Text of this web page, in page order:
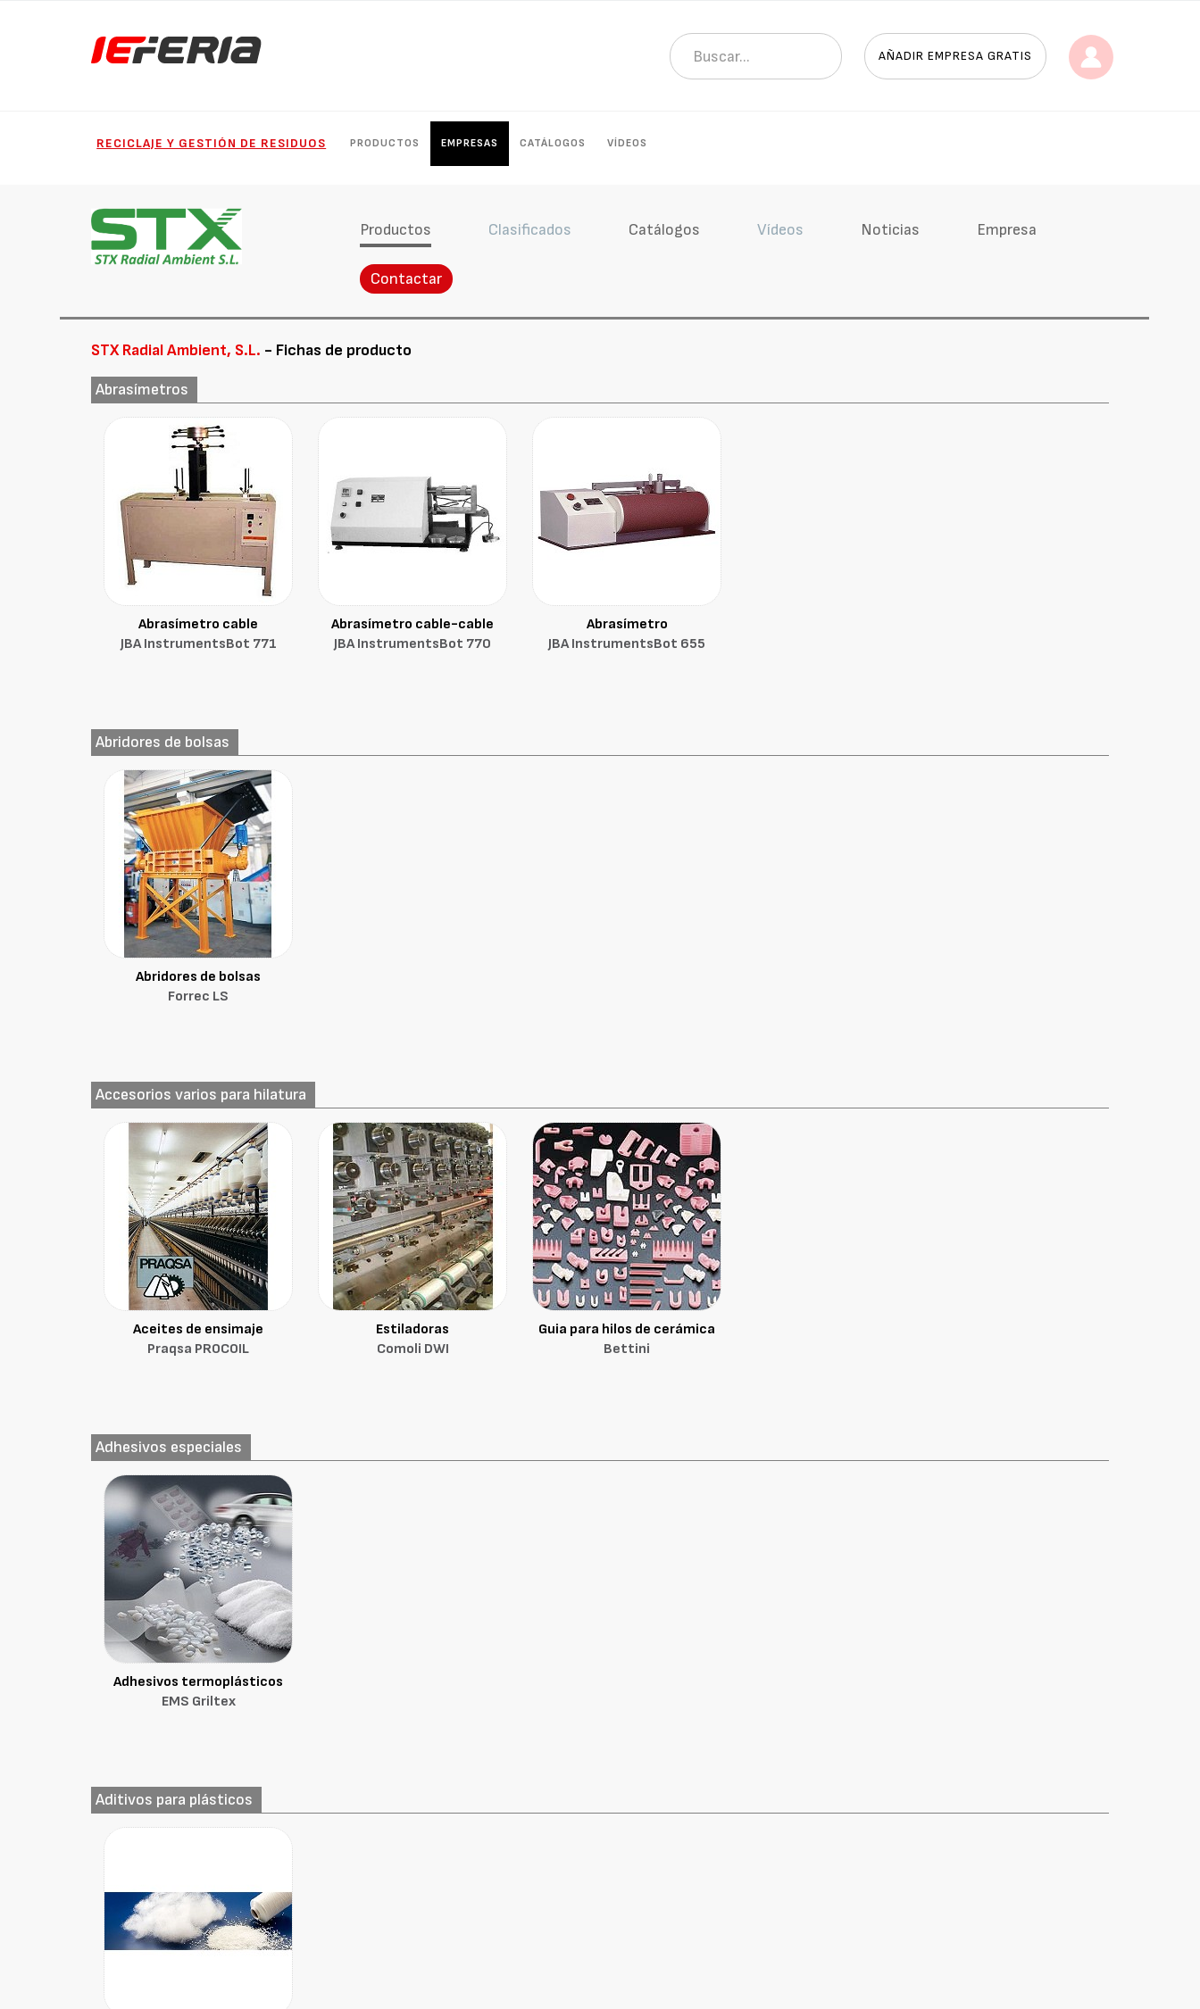
AÑADIR EMPRESA GRATIS
RECICLAJE Y GESTIÓN DE RESIDUOS PRODUCTOS EMPRESAS CATÁLOGOS VÍDEOS
Productos Clasificados Catálogos Vídeos Noticias Empresa
Contactar
STX Radial Ambient, S.L. - Fichas de producto
Abrasímetros
Abrasímetro cable
JBA InstrumentsBot 771
Abrasímetro cable-cable
JBA InstrumentsBot 770
Abrasímetro
JBA InstrumentsBot 655
Abridores de bolsas
Abridores de bolsas
Forrec LS
Accesorios varios para hilatura
Aceites de ensimaje
Praqsa PROCOIL
Estiladoras
Comoli DWI
Guia para hilos de cerámica
Bettini
Adhesivos especiales
Adhesivos termoplásticos
EMS Griltex
Aditivos para plásticos